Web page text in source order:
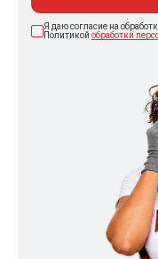
Я даю согласие на
Политикой обработки